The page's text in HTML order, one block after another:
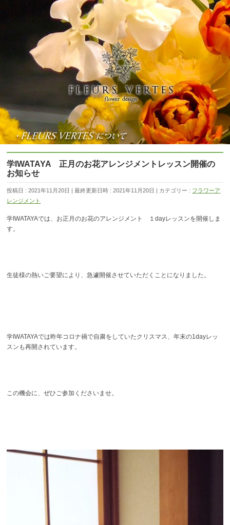
学IWATAYA 正月のお花アレンジメントレッスン開催の
お知らせ
投稿日 : 2021年11月20日 最終更新日時 : 2021年11月20日 カテゴリー : フラワーア
レンジメント
学IWATAYAでは、お正月のお花のアレンジメント １dayレッスンを開催しま
す。
生徒様の熱いご要望により、急遽開催させていただくことになりました。
学IWATAYAでは昨年コロナ禍で自粛をしていたクリスマス、年末の1dayレッ
スンも再開されています。
この機会に、ぜひご参加くださいませ。